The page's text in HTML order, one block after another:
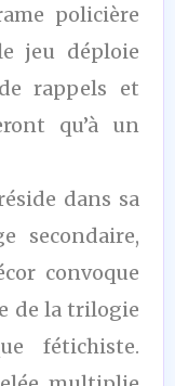
policière
jeu déploie
rappels et
qu’à un
dans sa
secondaire,
convoque
de la trilogie
fétichiste.